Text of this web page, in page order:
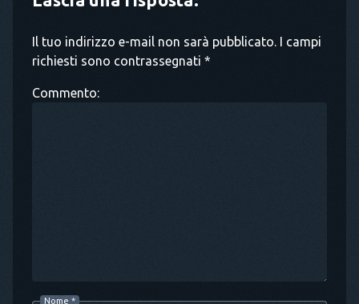
Il tuo indirizzo e-mail non sarà pubblicato. I campi
richiesti sono contrassegnati *
Commento:
Nome *